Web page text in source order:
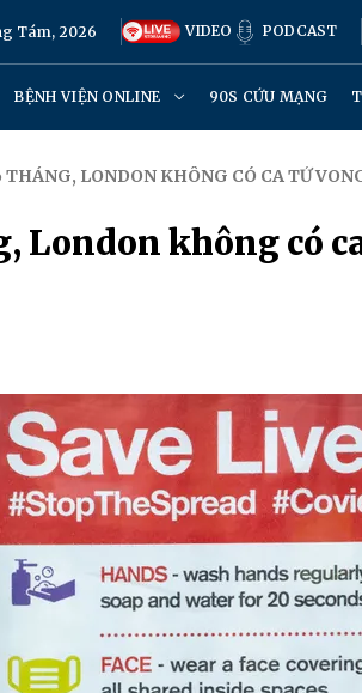
Tám, 2026 VIDEO PODCAST
BỆNH VIỆN ONLINE 90S CỨU MẠNG
LONDON KHÔNG CÓ CA TỬ
London không có